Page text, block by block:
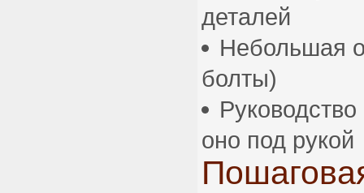
деталей
Небольшая
болты)
оно под рукой